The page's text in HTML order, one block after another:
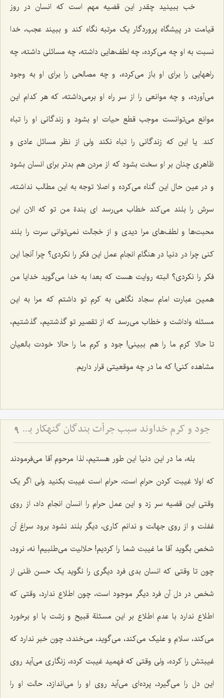
خب ببینید چقدر این قضیه مهم است که انسان در روز
قیامت در پیشگاه پروردگار یک مرتبه نگاه کند و ببیند عجب، خدا
نسبت به او چه می‌کرده، چه لطف‌هایی داشته، چه مسائلی داشته، چه
راههایی را برای او باز می‌کرده، و چه مصالحی را برای او به وجود
می‌آورده، و چه موانعی را از سر راه او برمی‌داشته، که هر کدام این
موانع می‌توانست موجب قطع حیات او بشود و زندگانی او را تباه
کند. یا این که زندگانی را تباه نکند ولی از نظر مسائل عادی و
ظاهری چنان بر او سخت بشود که از مردن هم بدتر برای انسان بشود
و در عین حال این گناه می‌کرده و اصلا توجه به این مطالب نداشته،
سرش را بلند می‌کند خطاب می‌رسد ای بندة من تو که الان این
محبت‌ها و لطف‌های مرا دیدی و از خجالت نمی‌توانی سرت را بلند
کنی چرا در دنیا در هنگام انجام عمل این فکر را نکردی؟ چرا آنجا این
فکر را نکردی؟ البته روایت هست که بعدا به خدا می‌گوید خدایا من
همین عبارت امام سجاد نگاهی به کرم تو داشتم که مرا به این
مسئله واداشت و خطاب می‌رسد که از تقصیر تو گذشتیم، گذشتیم،
تا حالا کرَم ما را هم ببینی! جود و کرم ما را حالا خودت بالعیان
مشاهده کنی! که ما در چه موقعیتی قرار داریم.
جود و کرم خداوند سبب جرأت بندگان گنهکار بر تقاضاکردن از او 9
بله، ما در این دنیا این طور هستیم، لذا مرحوم آقا می‌فرمودند
که اولا غیبت کردن حرام است، حرام است غیبت بکنید ولی اگر یک
وقتی این قضیه سر زد و این عمل حرام را انسان انجام داد، از روی
غفلت و از روی جهالت و ندانم کاری، دیگر بلند نشود برود سراغ آن
شخص بگوید آقا ما غیبت شما را کردیم! حلالیت می‌طلبیم! نه، نرود،
چون تا وقتی که انسان بدی فرد دیگری را نگوید یک حسن ظنی از
شخص در دل آن فرد دیگر موجود است، چون اطلاع ندارد، وقتی که
اطلاع ندارد با عدم اطلاع بر این مسئلة قبیح و زشت با او برخورد
می‌کند، سلام و علیک می‌کند، می‌گوید، می‌خندد، چون خبر ندارد که
غیبتش را کرده، ولی وقتی که فهمید غیبت کرده، زنگاری می‌آید روی
این دل را می‌گیرد، پرده‌ای می‌آید روی او را می‌اندازد، حالت او را